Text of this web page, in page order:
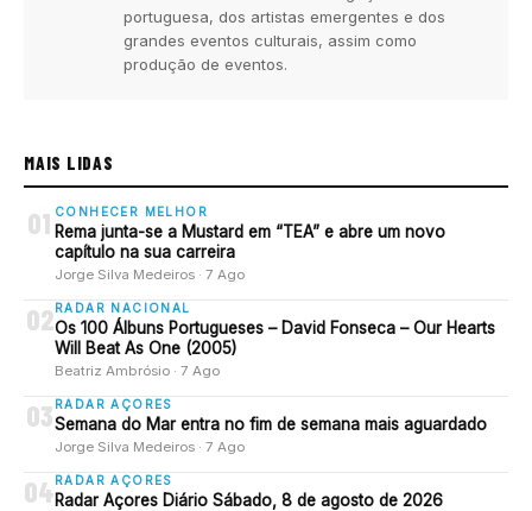
portuguesa, dos artistas emergentes e dos
grandes eventos culturais, assim como
produção de eventos.
MAIS LIDAS
01 CONHECER MELHOR
Rema junta-se a Mustard em “TEA” e abre um novo
capítulo na sua carreira
Jorge Silva Medeiros · 7 Ago
02 RADAR NACIONAL
Os 100 Álbuns Portugueses – David Fonseca – Our Hearts
Will Beat As One (2005)
Beatriz Ambrósio · 7 Ago
03 RADAR AÇORES
Semana do Mar entra no fim de semana mais aguardado
Jorge Silva Medeiros · 7 Ago
04RADAR AÇORES
Radar Açores Diário Sábado, 8 de agosto de 2026